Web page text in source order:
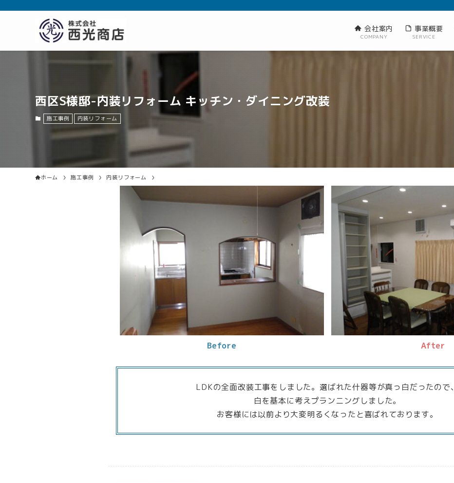
会社案内
COMPANY
事業概要
SERVICE
西区S様邸-内装リフォーム キッチン・ダイニング改装
施工事例 内装リフォーム
ホーム 施工事例 内装リフォーム
Before After
LDKの全面改装工事をしました。選ばれた什器等が真っ白だったので、
白を基本に考えプランニングしました。
お客様には以前より大変明るくなったと喜ばれております。